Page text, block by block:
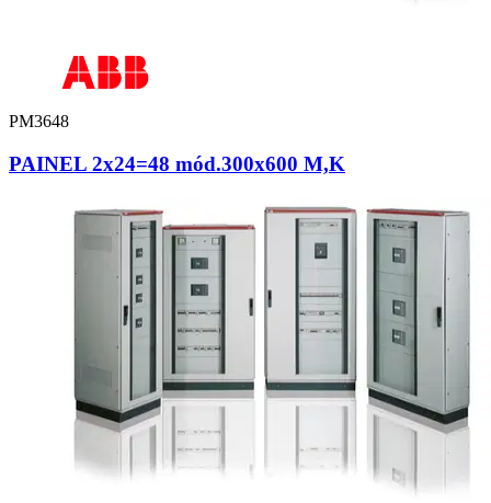
PM3648
PAINEL 2x24=48 mód.300x600 M,K